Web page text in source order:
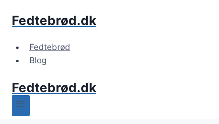
Fedtebrød.dk
Fedtebrød
Blog
Fedtebrød.dk